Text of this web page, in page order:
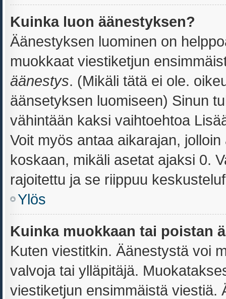
Kuinka luon äänestyksen?
Äänestyksen luominen on
muokkaat viestiketjun
äänestys. (Mikäli tätä ei ole.
äänsetyksen luomiseen) Sinun
vähintään kaksi vaihtoehtoa
Voit myös antaa aikarajan,
koskaan, mikäli asetat ajaksi 0.
rajoitettu ja se riippuu
Ylös
Kuinka muokkaan tai poistan
Kuten viestitkin. Äänestystä voi
valvoja tai ylläpitäjä.
viestiketjun ensimmäistä viestiä.